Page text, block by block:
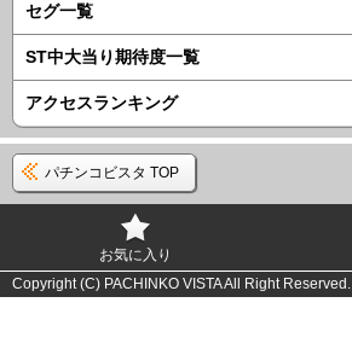
セグ一覧
ST中大当り期待度一覧
アクセスランキング
パチンコビスタ TOP
お気に入り
Copyright (C) PACHINKO VISTA All Right Reserved.